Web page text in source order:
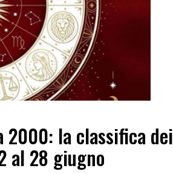
2000: la classifica dei
al 28 giugno